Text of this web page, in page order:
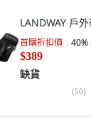
LANDWAY 戶
首購折扣價 40%
$389
缺貨
(50)